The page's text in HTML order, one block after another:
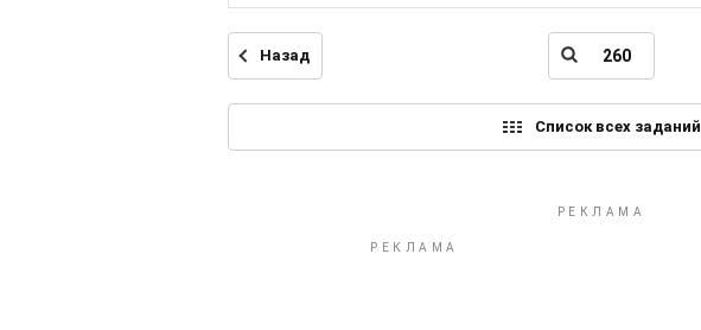
Назад
Список всех заданий